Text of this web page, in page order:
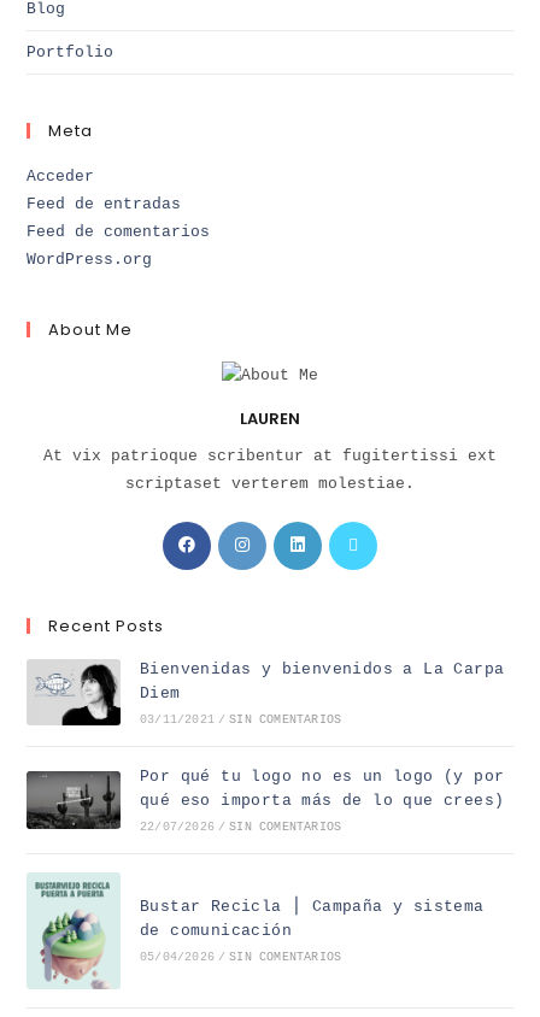
Blog
Portfolio
Meta
Acceder
Feed de entradas
Feed de comentarios
WordPress.org
About Me
LAUREN
At vix patrioque scribentur at fugitertissi ext
scriptaset verterem molestiae.
Recent Posts
Bienvenidas y bienvenidos a La Carpa
Diem
03/11/2021 / SIN COMENTARIOS
Por qué tu logo no es un logo (y por
qué eso importa más de lo que crees)
22/07/2026 / SIN COMENTARIOS
Bustar Recicla ⎪ Campaña y sistema
de comunicación
05/04/2026 / SIN COMENTARIOS